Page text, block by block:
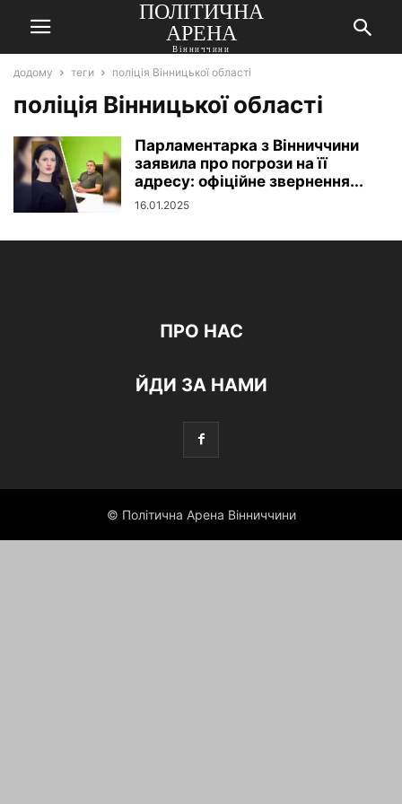
ПОЛІТИЧНА
АРЕНА
Вінниччини
додому теги поліція Вінницької області
поліція Вінницької області
Парламентарка з Вінниччини
заявила про погрози на її
адресу: офіційне звернення...
16.01.2025
ПРО НАС
ЙДИ ЗА НАМИ
© Політична Арена Вінниччини